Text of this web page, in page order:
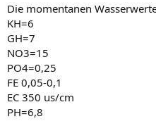
Die momentanen
KH=6
GH=7
NO3=15
PO4=0,25
FE 0,05-0,1
EC 350 us/cm
PH=6,8